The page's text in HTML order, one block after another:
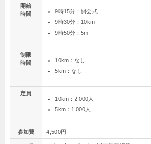
開始
時間
9時15分：開会式
9時30分：10km
9時50分：5m
制限
時間
10km：なし
5km：なし
定員
10km：2,000人
5km：1,000人
参加費 4,500円